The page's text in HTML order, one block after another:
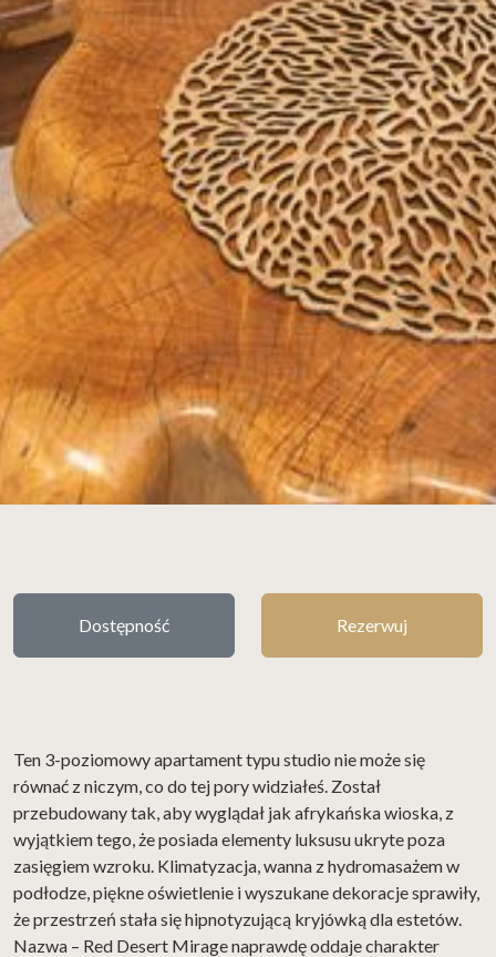
Dostępność Rezerwuj
Ten 3-poziomowy apartament typu studio nie może się
równać z niczym, co do tej pory widziałeś. Został
przebudowany tak, aby wyglądał jak afrykańska wioska, z
wyjątkiem tego, że posiada elementy luksusu ukryte poza
zasięgiem wzroku. Klimatyzacja, wanna z hydromasażem w
podłodze, piękne oświetlenie i wyszukane dekoracje sprawiły,
że przestrzeń stała się hipnotyzującą kryjówką dla estetów.
Nazwa – Red Desert Mirage naprawdę oddaje charakter